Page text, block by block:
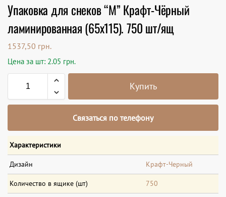
Упаковка для снеков “М” Крафт-Чёрный
ламинированная (65х115). 750 шт/ящ
1537,50 грн.
Цена за шт: 2.05 грн.
Купить
Связаться по телефону
Характеристики
Дизайн Крафт-Черный
Количество в ящике (шт) 750